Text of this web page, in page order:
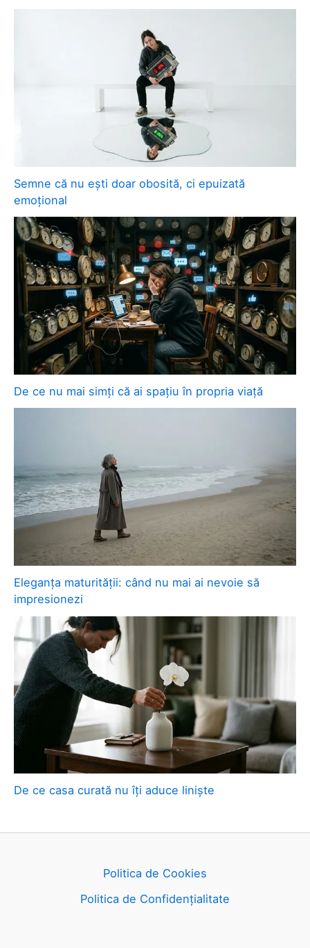
Semne că nu ești doar obosită, ci epuizată
emoțional
De ce nu mai simți că ai spațiu în propria viață
Eleganța maturității: când nu mai ai nevoie să
impresionezi
De ce casa curată nu îți aduce liniște
Politica de Cookies
Politica de Confidențialitate